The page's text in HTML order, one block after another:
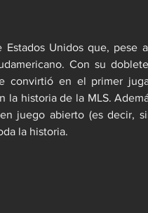
Unidos que, pese
Con su
convirtió en el primer
historia de la MLS.
juego abierto (es decir,
la historia.